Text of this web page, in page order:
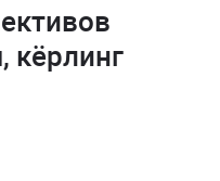
кёрлинг